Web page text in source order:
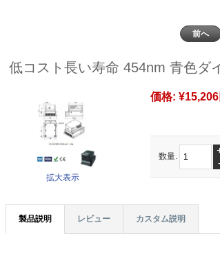
前へ
低コスト長い寿命 454nm 青色ダ
拡大表示
価格:¥15,206
数量.
製品説明 レビュー カスタム説明